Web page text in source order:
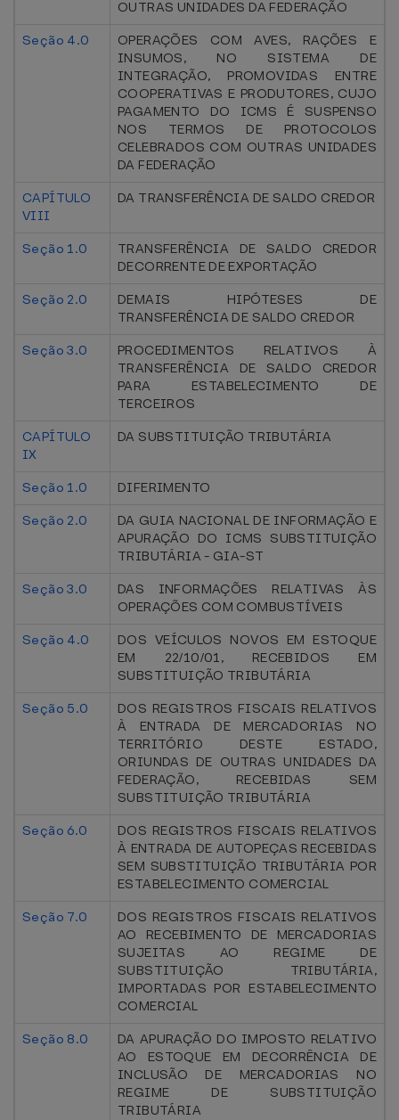
OUTRAS UNIDADES DA FEDERAÇÃO
Seção 4.0
OPERAÇÕES COM AVES, RAÇÕES E
INSUMOS, NO SISTEMA DE
INTEGRAÇÃO, PROMOVIDAS ENTRE
COOPERATIVAS E PRODUTORES, CUJO
PAGAMENTO DO ICMS É SUSPENSO
NOS TERMOS DE PROTOCOLOS
CELEBRADOS COM OUTRAS UNIDADES
DA FEDERAÇÃO
CAPÍTULO
VIII
DA TRANSFERÊNCIA DE SALDO CREDOR
Seção 1.0
TRANSFERÊNCIA DE SALDO CREDOR
DECORRENTE DE EXPORTAÇÃO
Seção 2.0
DEMAIS HIPÓTESES DE
TRANSFERÊNCIA DE SALDO CREDOR
Seção 3.0
PROCEDIMENTOS RELATIVOS À
TRANSFERÊNCIA DE SALDO CREDOR
PARA ESTABELECIMENTO DE
TERCEIROS
CAPÍTULO
IX
DA SUBSTITUIÇÃO TRIBUTÁRIA
Seção 1.0
DIFERIMENTO
Seção 2.0
DA GUIA NACIONAL DE INFORMAÇÃO E
APURAÇÃO DO ICMS SUBSTITUIÇÃO
TRIBUTÁRIA - GIA-ST
Seção 3.0
DAS INFORMAÇÕES RELATIVAS ÀS
OPERAÇÕES COM COMBUSTÍVEIS
Seção 4.0
DOS VEÍCULOS NOVOS EM ESTOQUE
EM 22/10/01, RECEBIDOS EM
SUBSTITUIÇÃO TRIBUTÁRIA
Seção 5.0
DOS REGISTROS FISCAIS RELATIVOS
À ENTRADA DE MERCADORIAS NO
TERRITÓRIO DESTE ESTADO,
ORIUNDAS DE OUTRAS UNIDADES DA
FEDERAÇÃO, RECEBIDAS SEM
SUBSTITUIÇÃO TRIBUTÁRIA
Seção 6.0
DOS REGISTROS FISCAIS RELATIVOS
À ENTRADA DE AUTOPEÇAS RECEBIDAS
SEM SUBSTITUIÇÃO TRIBUTÁRIA POR
ESTABELECIMENTO COMERCIAL
Seção 7.0
DOS REGISTROS FISCAIS RELATIVOS
AO RECEBIMENTO DE MERCADORIAS
SUJEITAS AO REGIME DE
SUBSTITUIÇÃO TRIBUTÁRIA,
IMPORTADAS POR ESTABELECIMENTO
COMERCIAL
Seção 8.0
DA APURAÇÃO DO IMPOSTO RELATIVO
AO ESTOQUE EM DECORRÊNCIA DE
INCLUSÃO DE MERCADORIAS NO
REGIME DE SUBSTITUIÇÃO
TRIBUTÁRIA